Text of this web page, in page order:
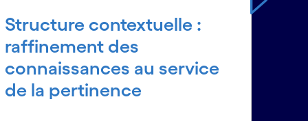
Structure contextuelle :
raffinement des
connaissances au service
de la pertinence